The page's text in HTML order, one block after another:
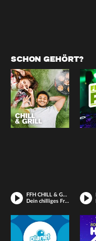
SCHON GEHÖRT?
FFH CHILL & GRILL
Dein chilliges Freizeit-Radio